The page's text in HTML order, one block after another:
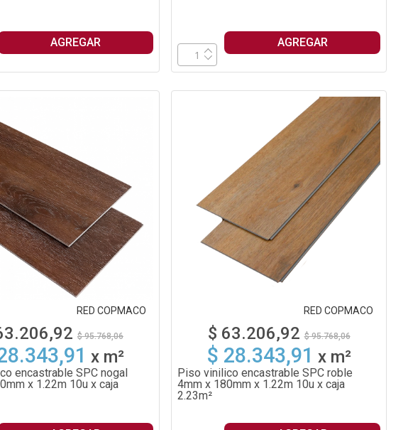
AGREGAR AGREGAR
RED COPMACO
$ 95.768,06
x m²
encastrable SPC nogal
x 1.22m 10u x caja
RED COPMACO
$ 63.206,92$ 95.768,06
$ 28.343,91 x m²
Piso vinilico encastrable SPC roble
4mm x 180mm x 1.22m 10u x caja
2.23m²